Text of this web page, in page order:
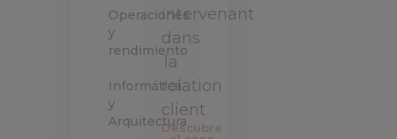
Operaciones
y
rendimiento
Informática
y
ArquitecturaDescubre